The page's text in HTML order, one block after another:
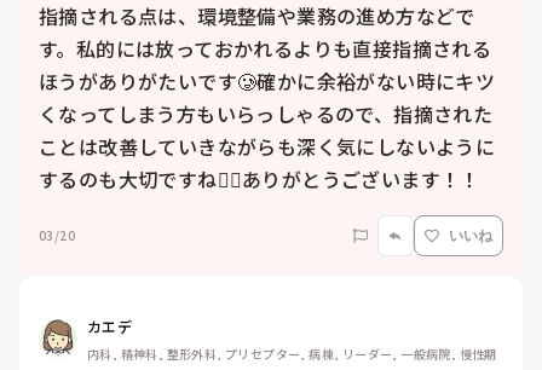
指摘される点は、環境整備や業務の進め方などで
す。私的には放っておかれるよりも直接指摘される
ほうがありがたいです🥲確かに余裕がない時にキツ
くなってしまう方もいらっしゃるので、指摘された
ことは改善していきながらも深く気にしないように
するのも大切ですね😵‍💫ありがとうございます！！
03/20 いいね
カエデ
内科, 精神科, 整形外科, プリセプター, 病棟, リーダー, 一般病院, 慢性期